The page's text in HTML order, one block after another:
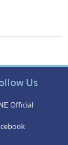
Us
Official